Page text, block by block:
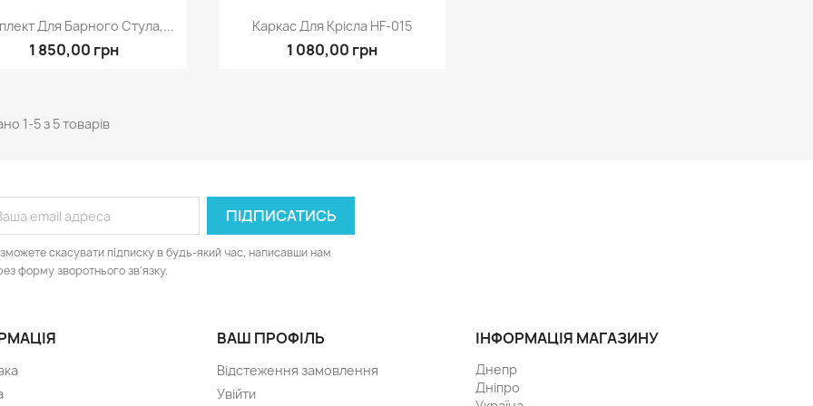
Швидкий перегляд
Для Барного Стула,...
1 850,00 грн
Швидкий перегляд
Каркас Для Крісла HF-015
1 080,00 грн
1-5 з 5 товарів
скасувати підписку в будь-який час, написавши нам
форму зворотнього зв'язку.
ВАШ ПРОФІЛЬ
Відстеження замовлення
Увійти
ІНФОРМАЦІЯ МАГАЗИНУ
Днепр
Дніпро